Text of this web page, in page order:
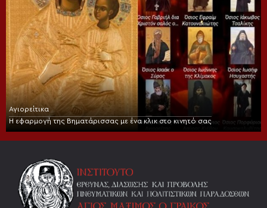
Αγιορείτικα
Η εφαρμογή της Βηματάρισσας με ένα κλικ στο κινητό σας